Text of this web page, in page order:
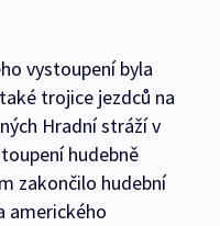
vystoupení byla
trojice jezdců na
Hradní stráží v
hudebně
zakončilo hudební
amerického